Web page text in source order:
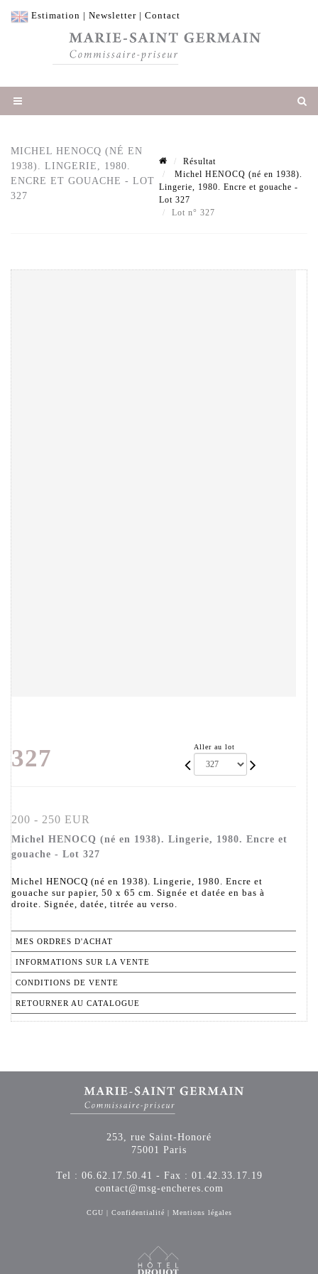
Estimation | Newsletter | Contact
MICHEL HENOCQ (NÉ EN
1938). LINGERIE, 1980.
ENCRE ET GOUACHE - LOT
327
Résultat
Michel HENOCQ (né en 1938).
Lingerie, 1980. Encre et gouache -
Lot 327
Lot n° 327
327 Aller au lot
200 - 250 EUR
Michel HENOCQ (né en 1938). Lingerie, 1980. Encre et
gouache - Lot 327
Michel HENOCQ (né en 1938). Lingerie, 1980. Encre et
gouache sur papier, 50 x 65 cm. Signée et datée en bas à
droite. Signée, datée, titrée au verso.
MES ORDRES D'ACHAT
INFORMATIONS SUR LA VENTE
CONDITIONS DE VENTE
RETOURNER AU CATALOGUE
253, rue Saint-Honoré
75001 Paris
Tel : 06.62.17.50.41 - Fax : 01.42.33.17.19
contact@msg-encheres.com
CGU | Confidentialité | Mentions légales